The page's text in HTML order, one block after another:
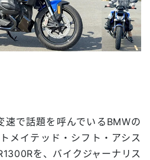
速で話題を呼んでいるBMWの
メイテッド・シフト・アシス
を、バイクジャーナリス